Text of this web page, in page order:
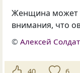
Женщина может
внимания, что
©Алексей